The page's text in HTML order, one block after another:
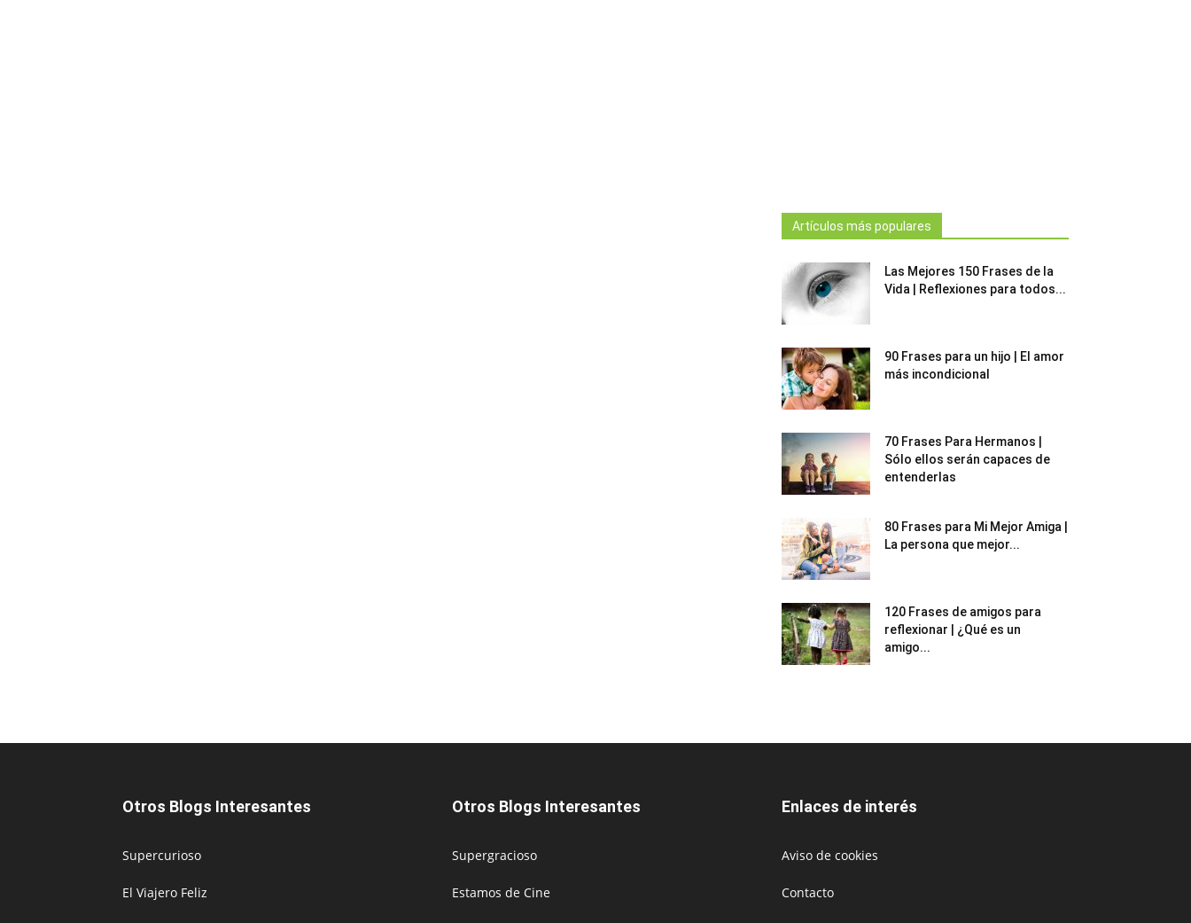
Artículos más populares
Las Mejores 150 Frases de la
Vida | Reflexiones para todos...
90 Frases para un hijo | El amor
más incondicional
70 Frases Para Hermanos |
Sólo ellos serán capaces de
entenderlas
80 Frases para Mi Mejor Amiga |
La persona que mejor...
120 Frases de amigos para
reflexionar | ¿Qué es un
amigo...
Otros Blogs Interesantes
Supercurioso
El Viajero Feliz
Otros Blogs Interesantes
Supergracioso
Estamos de Cine
Enlaces de interés
Aviso de cookies
Contacto